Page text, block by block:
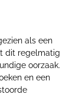
als een
dit regelmatig
oorzaak.
en een